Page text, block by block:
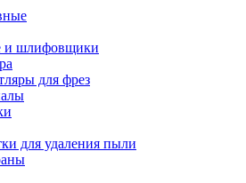
и шлифовщики
для фрез
для удаления пыли